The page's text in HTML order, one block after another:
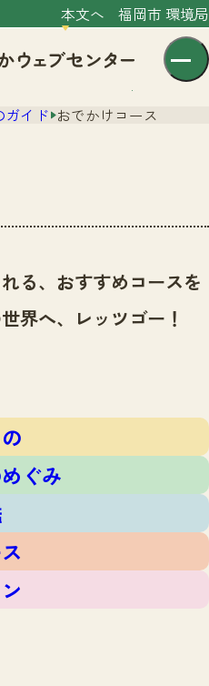
本文へ 福岡市 環境局
み
マップ
ム
ガイド おでかけコース
る、おすすめコースを
界へ、レッツゴー！
ぐみ